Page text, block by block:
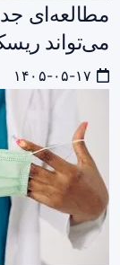
مطالعه‌ای
می‌تواند